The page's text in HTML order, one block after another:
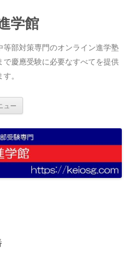
学館
部対策専門のオンライン進学塾
慶應受験に必要なすべてを提供
。
ュー